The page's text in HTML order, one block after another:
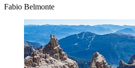
Fabio Belmonte